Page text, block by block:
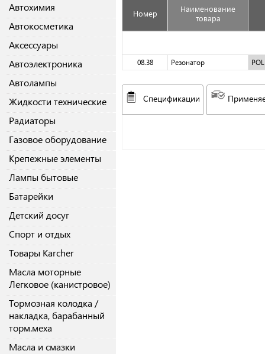
Автохимия
Автокосметика
Аксессуары
Автоэлектроника
Автолампы
Жидкости технические
Радиаторы
Газовое оборудование
Крепежные элементы
Лампы бытовые
Батарейки
Детский досуг
Спорт и отдых
Товары Karcher
Масла моторные
Легковое (канистровое)
Тормозная колодка /
накладка, барабанный
торм.меха
Масла и смазки
Номер
Наименование
товара
08.38 Резонатор
Спецификации